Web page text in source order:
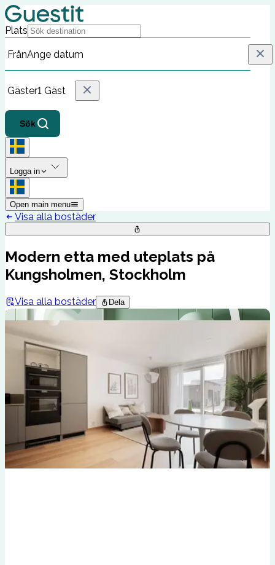
Plats
FrånAnge datum
Gäster1 Gäst
Sök
Logga in
Open main menu
Visa alla bostäder
Modern etta med uteplats på
Kungsholmen, Stockholm
Visa alla bostäder Dela